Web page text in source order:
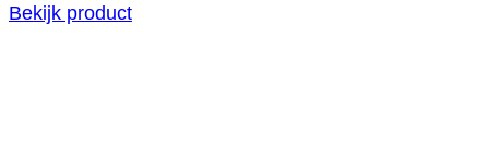
Bekijk product